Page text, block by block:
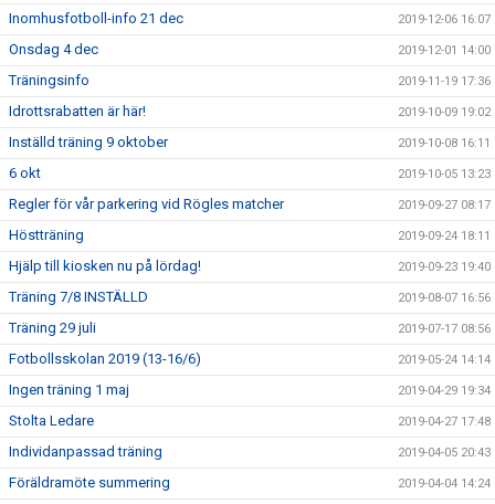
Inomhusfotboll-info 21 dec 2019-12-06 16:07
Onsdag 4 dec 2019-12-01 14:00
Träningsinfo 2019-11-19 17:36
Idrottsrabatten är här! 2019-10-09 19:02
Inställd träning 9 oktober 2019-10-08 16:11
6 okt 2019-10-05 13:23
Regler för vår parkering vid Rögles matcher 2019-09-27 08:17
Höstträning 2019-09-24 18:11
Hjälp till kiosken nu på lördag! 2019-09-23 19:40
Träning 7/8 INSTÄLLD 2019-08-07 16:56
Träning 29 juli 2019-07-17 08:56
Fotbollsskolan 2019 (13-16/6) 2019-05-24 14:14
Ingen träning 1 maj 2019-04-29 19:34
Stolta Ledare 2019-04-27 17:48
Individanpassad träning 2019-04-05 20:43
Föräldramöte summering 2019-04-04 14:24